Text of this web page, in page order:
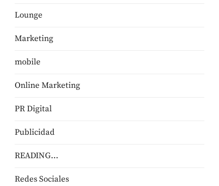
Lounge
Marketing
mobile
Online Marketing
PR Digital
Publicidad
READING…
Redes Sociales